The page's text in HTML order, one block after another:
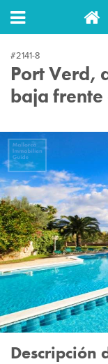
#2141-8
Port Verd,
baja
Descripción